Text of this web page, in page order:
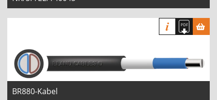
BR880-Kabel